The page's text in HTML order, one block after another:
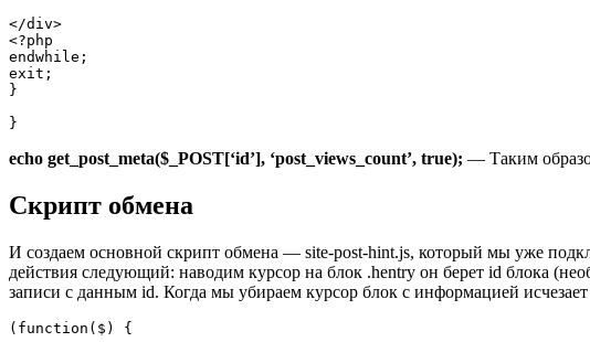
</div>
<?php
endwhile;
exit;
}
echo get_post_meta($_POST[‘id’], ‘post_views_count’, true); — Таким
Скрипт обмена
И создаем основной скрипт обмена — site-post-hint.js, который мы уже
действия следующий: наводим курсор на блок .hentry он берет id блока
записи с данным id. Когда мы убираем курсор блок с информацией
(function($) {